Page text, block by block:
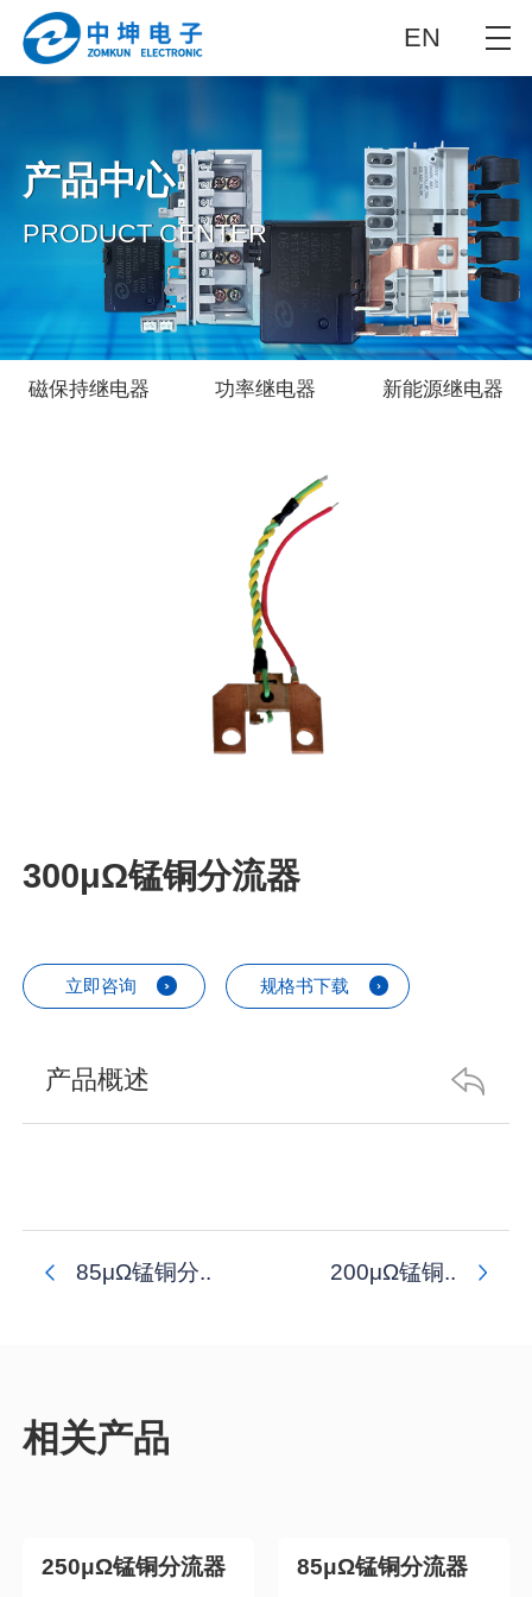
EN
产品中心
PRODUCT CENTER
磁保持继电器 功率继电器 新能源继电器
300μΩ锰铜分流器
立即咨询 规格书下载
产品概述
85μΩ锰铜分.. 200μΩ锰铜..
相关产品
250μΩ锰铜分流器 85μΩ锰铜分流器